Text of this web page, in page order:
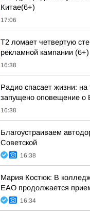
Китае(6+)
17:06
Т2 ломает четвертую
рекламной кампании (6+)
16:38
Радио спасает жизни: на
запущено оповещение
16:38
Благоустраиваем
Советской
16:38
Мария Костюк: В
ЕАО продолжается
16:34